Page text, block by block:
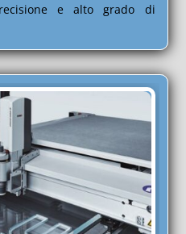
e alto grado di